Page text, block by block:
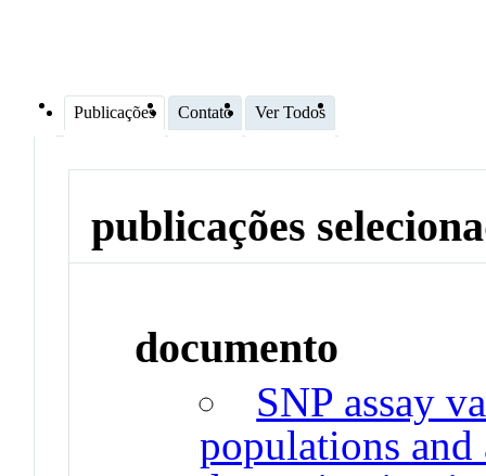
Publicações Contato Ver Todos
publicações
documento
SNP assay
populations